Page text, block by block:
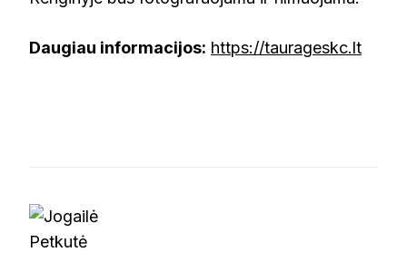
Daugiau informacijos: https://taurageskc.lt